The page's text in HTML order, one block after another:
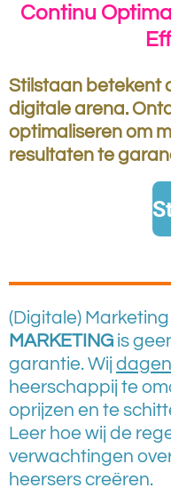
Continu
Stilstaan betekent
digitale arena.
optimaliseren om
resultaten te
(Digitale)
MARKETING is
garantie. Wij dagen
heerschappij te
oprijzen en te
Leer hoe wij de
verwachtingen
heersers creëren.